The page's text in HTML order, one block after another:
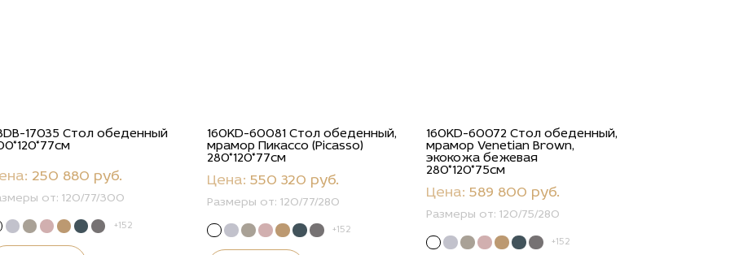
17035 Стол обеденный
250 880 руб.
от: 120/77/300
+152
160KD-60081 Стол обеденный,
мрамор Пикассо (Picasso)
280*120*77см
Цена: 550 320 руб.
Размеры от:120/77/280
+152
160KD-60072 Стол обеденный,
мрамор Venetian Brown,
экокожа бежевая
280*120*75см
Цена: 589 800 руб.
Размеры от:120/75/280
+152